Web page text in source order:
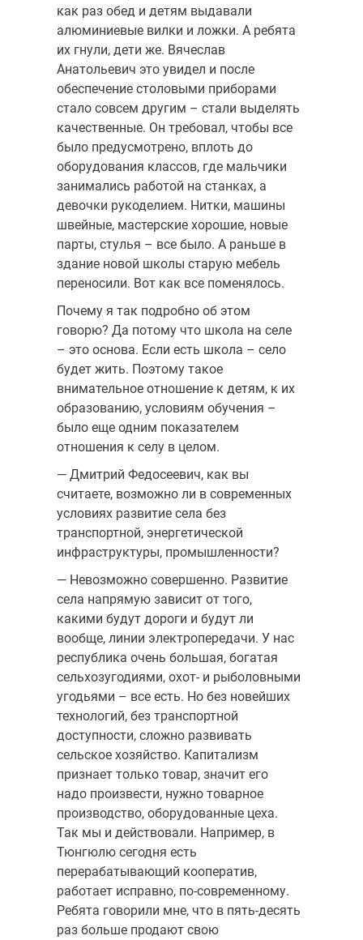
как раз обед и детям выдавали
алюминиевые вилки и ложки. А ребята
их гнули, дети же. Вячеслав
Анатольевич это увидел и после
обеспечение столовыми приборами
стало совсем другим – стали выделять
качественные. Он требовал, чтобы все
было предусмотрено, вплоть до
оборудования классов, где мальчики
занимались работой на станках, а
девочки рукоделием. Нитки, машины
швейные, мастерские хорошие, новые
парты, стулья – все было. А раньше в
здание новой школы старую мебель
переносили. Вот как все поменялось.
Почему я так подробно об этом
говорю? Да потому что школа на селе
– это основа. Если есть школа – село
будет жить. Поэтому такое
внимательное отношение к детям, к их
образованию, условиям обучения –
было еще одним показателем
отношения к селу в целом.
— Дмитрий Федосеевич, как вы
считаете, возможно ли в современных
условиях развитие села без
транспортной, энергетической
инфраструктуры, промышленности?
— Невозможно совершенно. Развитие
села напрямую зависит от того,
какими будут дороги и будут ли
вообще, линии электропередачи. У нас
республика очень большая, богатая
сельхозугодиями, охот- и рыболовными
угодьями – все есть. Но без новейших
технологий, без транспортной
доступности, сложно развивать
сельское хозяйство. Капитализм
признает только товар, значит его
надо произвести, нужно товарное
производство, оборудованные цеха.
Так мы и действовали. Например, в
Тюнгюлю сегодня есть
перерабатывающий кооператив,
работает исправно, по-современному.
Ребята говорили мне, что в пять-десять
раз больше продают свою